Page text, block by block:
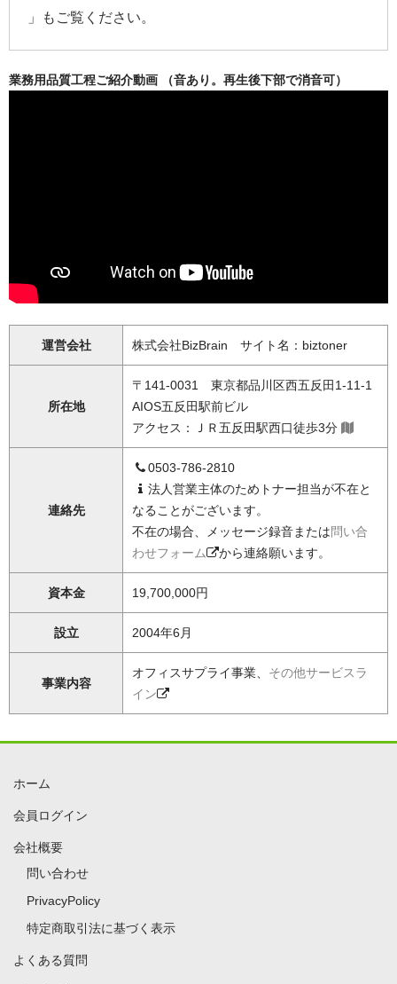
」もご覧ください。
業務用品質工程ご紹介動画 （音あり。再生後下部で消音可）
運営会社 株式会社BizBrain サイト名：biztoner
所在地
〒141-0031 東京都品川区西五反田1-11-1
AIOS五反田駅前ビル
アクセス：ＪＲ五反田駅西口徒歩3分
連絡先
0503-786-2810
法人営業主体のためトナー担当が不在と
なることがございます。
不在の場合、メッセージ録音または問い合
わせフォーム
から連絡願います。
資本金 19,700,000円
設立 2004年6月
事業内容
オフィスサプライ事業、 その他サービスラ
イン
ホーム
会員ログイン
会社概要
問い合わせ
PrivacyPolicy
特定商取引法に基づく表示
よくある質問